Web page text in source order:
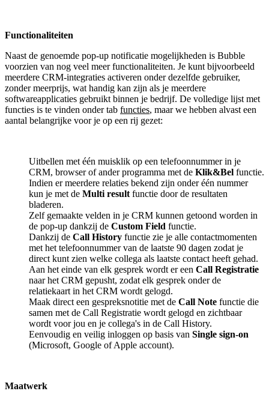
Functionaliteiten
Naast de genoemde pop-up notificatie mogelijkheden is Bubble
voorzien van nog veel meer functionaliteiten. Je kunt bijvoorbeeld
meerdere CRM-integraties activeren onder dezelfde gebruiker,
zonder meerprijs, wat handig kan zijn als je meerdere
softwareapplicaties gebruikt binnen je bedrijf. De volledige lijst met
functies is te vinden onder tab functies, maar we hebben alvast een
aantal belangrijke voor je op een rij gezet:
Uitbellen met één muisklik op een telefoonnummer in je
CRM, browser of ander programma met de Klik&Bel functie.
Indien er meerdere relaties bekend zijn onder één nummer
kun je met de Multi result functie door de resultaten
bladeren.
Zelf gemaakte velden in je CRM kunnen getoond worden in
de pop-up dankzij de Custom Field functie.
Dankzij de Call History functie zie je alle contactmomenten
met het telefoonnummer van de laatste 90 dagen zodat je
direct kunt zien welke collega als laatste contact heeft gehad.
Aan het einde van elk gesprek wordt er een Call Registratie
naar het CRM gepusht, zodat elk gesprek onder de
relatiekaart in het CRM wordt gelogd.
Maak direct een gespreksnotitie met de Call Note functie die
samen met de Call Registratie wordt gelogd en zichtbaar
wordt voor jou en je collega's in de Call History.
Eenvoudig en veilig inloggen op basis van Single sign-on
(Microsoft, Google of Apple account).
Maatwerk